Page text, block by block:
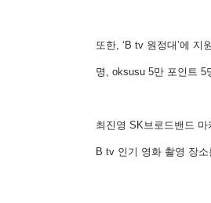
또한, ‘B tv 원정대’에
명, oksusu 5만 포인트 5
최진영 SK브로드밴드
B tv 인기 영화 촬영 장